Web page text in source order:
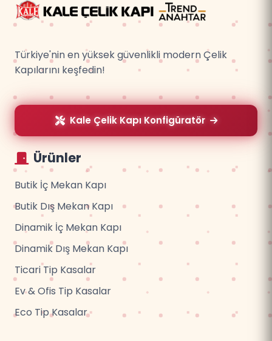
Türkiye'nin en yüksek güvenlikli modern Çelik
Kapılarını keşfedin!
Kale Çelik Kapı Konfigüratör
Ürünler
Butik İç Mekan Kapı
Butik Dış Mekan Kapı
Dinamik İç Mekan Kapı
Dinamik Dış Mekan Kapı
Ticari Tip Kasalar
Ev & Ofis Tip Kasalar
Eco Tip Kasalar